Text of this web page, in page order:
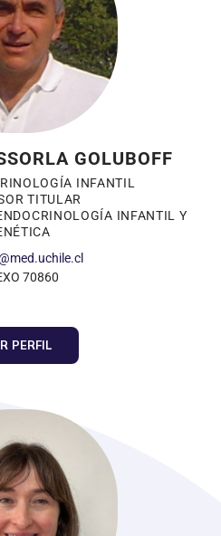
GOLUBOFF
INFANTIL
TITULAR
INFANTIL Y
70860
PERFIL